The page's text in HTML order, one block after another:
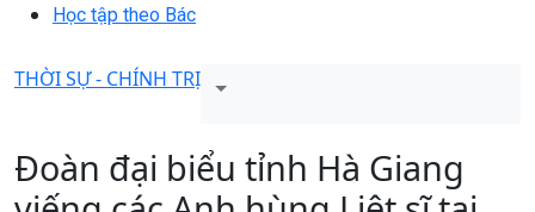
Học tập theo Bác
THỜI SỰ - CHÍNH TRỊ
Đoàn đại biểu tỉnh Hà Giang